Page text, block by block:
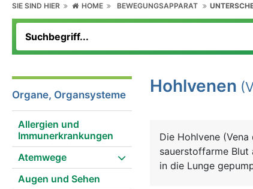
SIE SIND HIER HOME BEWEGUNGSAPPARAT
Organe, Organsysteme
Allergien und
Immunerkrankungen
Atemwege
Augen und Sehen
Hohlvenen
Die Hohlvene
sauerstoffarme
in die Lunge